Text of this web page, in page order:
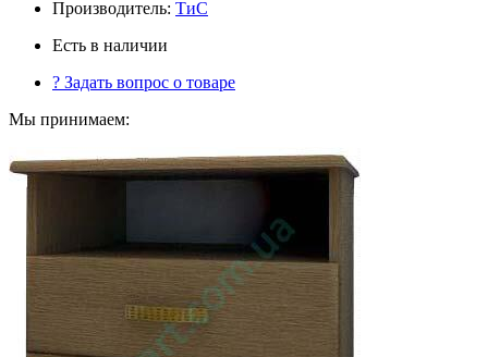
Производитель: ТиС
Есть в наличии
? Задать вопрос о товаре
Мы принимаем: